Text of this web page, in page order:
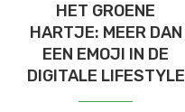
HET GROENE
HARTJE: MEER DAN
EEN EMOJI IN DE
DIGITALE LIFESTYLE